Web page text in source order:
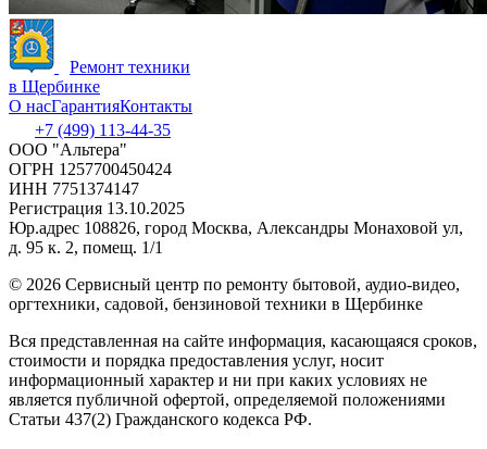
Ремонт техники
в Щербинке
О насГарантияКонтакты
+7 (499) 113-44-35
ООО "Альтера"
ОГРН 1257700450424
ИНН 7751374147
Регистрация 13.10.2025
Юр.адрес 108826, город Москва, Александры Монаховой ул,
д. 95 к. 2, помещ. 1/1
© 2026 Сервисный центр по ремонту бытовой, аудио-видео,
оргтехники, садовой, бензиновой техники в Щербинке
Вся представленная на сайте информация, касающаяся сроков,
стоимости и порядка предоставления услуг, носит
информационный характер и ни при каких условиях не
является публичной офертой, определяемой положениями
Статьи 437(2) Гражданского кодекса РФ.